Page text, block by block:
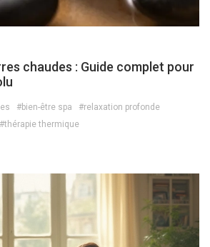
chaudes : Guide complet pour
#bien-être spa
#relaxation profonde
#thérapie thermique